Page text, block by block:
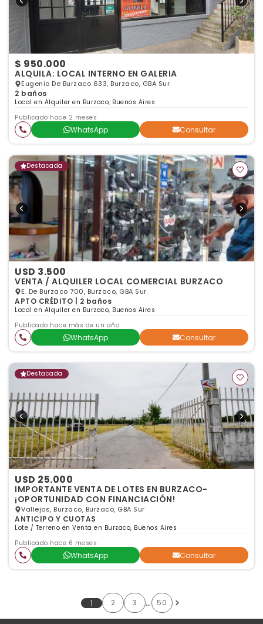
$ 950.000
ALQUILA: LOCAL INTERNO EN GALERIA
Eugenio De Burzaco 633, Burzaco, GBA Sur
2 baños
Local en Alquiler en Burzaco, Buenos Aires
Publicado hace 2 meses
WhatsApp Consultar
Destacada
USD 3.500
VENTA / ALQUILER LOCAL COMERCIAL BURZACO
E. De Burzaco 700, Burzaco, GBA Sur
APTO CRÉDITO | 2 baños
Local en Alquiler en Burzaco, Buenos Aires
Publicado hace más de un año
WhatsApp Consultar
Destacada
USD 25.000
IMPORTANTE VENTA DE LOTES EN BURZACO-
¡OPORTUNIDAD CON FINANCIACIÓN!
Vallejos, Burzaco, Burzaco, GBA Sur
ANTICIPO Y CUOTAS
Lote / Terreno en Venta en Burzaco, Buenos Aires
Publicado hace 6 meses
WhatsApp Consultar
1 2 3 … 50